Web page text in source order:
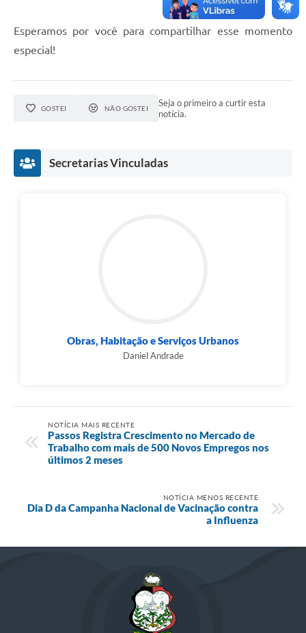
Esperamos por você para compartilhar esse momento
especial!
GOSTEI NÃO GOSTEI
Seja o primeiro a curtir esta
notícia.
Secretarias Vinculadas
Obras, Habitação e Serviços Urbanos
Daniel Andrade
NOTÍCIA MAIS RECENTE
Passos Registra Crescimento no Mercado de
Trabalho com mais de 500 Novos Empregos nos
últimos 2 meses
NOTÍCIA MENOS RECENTE
Dia D da Campanha Nacional de Vacinação contra
a Influenza